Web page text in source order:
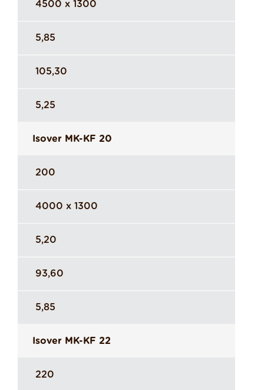
4500 x 1300
5,85
105,30
5,25
Isover MK-KF 20
200
4000 x 1300
5,20
93,60
5,85
Isover MK-KF 22
220